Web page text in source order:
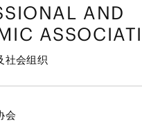
AND
社会组织
会